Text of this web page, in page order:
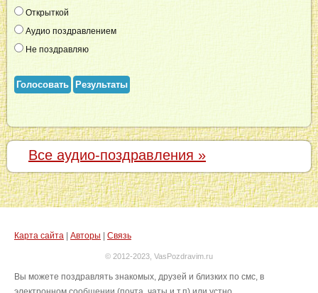
Открыткой
Аудио поздравлением
Не поздравляю
Голосовать Результаты
Все аудио-поздравления »
Карта сайта Авторы Связь
© 2012-2023, VasPozdravim.ru
Вы можете поздравлять знакомых, друзей и близких по смс, в